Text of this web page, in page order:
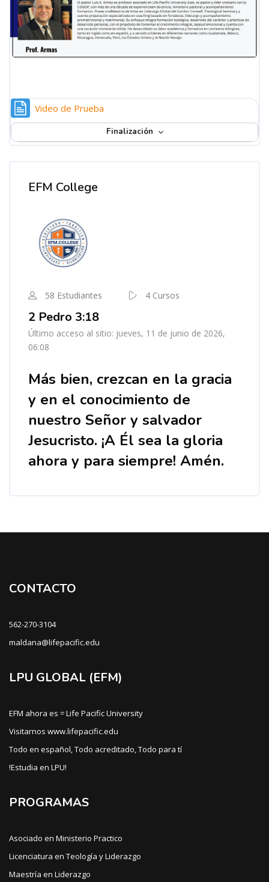
Video de Prueba
Finalización
EFM College
58 Estudiantes 4 Cursos
2 Pedro 3:18
Último acceso al sitio: jueves, 11 de junio de 2026,
06:08
Más bien, crezcan en la gracia
y en el conocimiento de
nuestro Señor y salvador
Jesucristo. ¡A Él sea la gloria
ahora y para siempre! Amén.
CONTACTO
562-270-3104
maldana@lifepacific.edu
LPU GLOBAL (EFM)
EFM ahora es = Life Pacific University
Visitarnos www.lifepacific.edu
Todo en español, Todo acreditado, Todo para tí
!Estudia en LPU!
PROGRAMAS
Asociado en Ministerio Practico
Licenciatura en Teología y Liderazgo
Maestría en Liderazgo